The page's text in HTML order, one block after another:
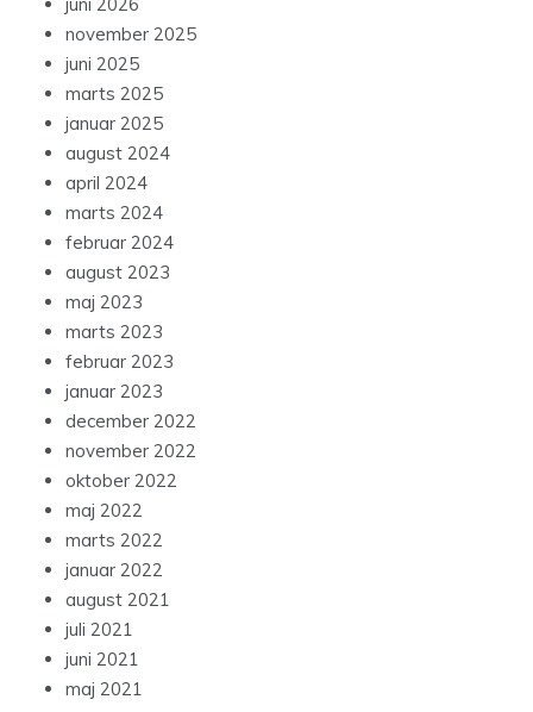
november 2025
juni 2025
marts 2025
januar 2025
august 2024
april 2024
marts 2024
februar 2024
august 2023
maj 2023
marts 2023
februar 2023
januar 2023
december 2022
november 2022
oktober 2022
maj 2022
marts 2022
januar 2022
august 2021
juli 2021
juni 2021
maj 2021